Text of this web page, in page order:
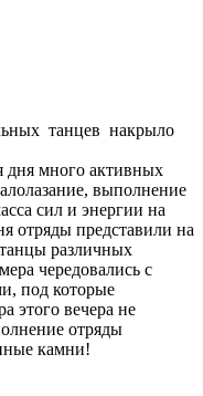
танцев накрыло
дня много активных
выполнение
сил и энергии на
отряды представили на
различных
чередовались с
под которые
этого вечера не
отряды
камни!